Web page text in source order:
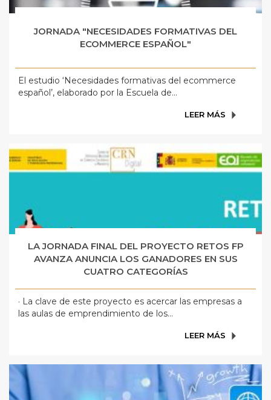
JORNADA "NECESIDADES FORMATIVAS DEL
ECOMMERCE ESPAÑOL"
El estudio ‘Necesidades formativas del ecommerce
español’, elaborado por la Escuela de...
LEER MÁS
LA JORNADA FINAL DEL PROYECTO RETOS FP
AVANZA ANUNCIA LOS GANADORES EN SUS
CUATRO CATEGORÍAS
· La clave de este proyecto es acercar las empresas a
las aulas de emprendimiento de los...
LEER MÁS